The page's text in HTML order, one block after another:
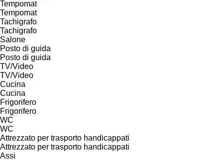
Tempomat
Tempomat
Tachigrafo
Tachigrafo
Salone
Posto di guida
Posto di guida
TV/Video
TV/Video
Cucina
Cucina
Frigorifero
Frigorifero
WC
WC
Attrezzato per trasporto handicappati
Attrezzato per trasporto handicappati
Assi